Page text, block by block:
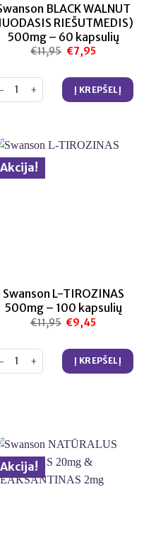
E NATŪRALUS 200TV – 100
BLACK WALNUT
RIEŠUTMEDIS)
500mg – 60 kapsulių
€11,95 Original
price
€11,95.
€7,95
€7,95.
kiekis: Swanson BLACK
Į KREPŠELĮ
IR MINERALŲ
Akcija!
Swanson L-TIROZINAS
500mg – 100 kapsulių
€11,95 Original
price
€11,95.
€9,45
€9,45.
kiekis: Swanson L-
Į KREPŠELĮ
Akcija!